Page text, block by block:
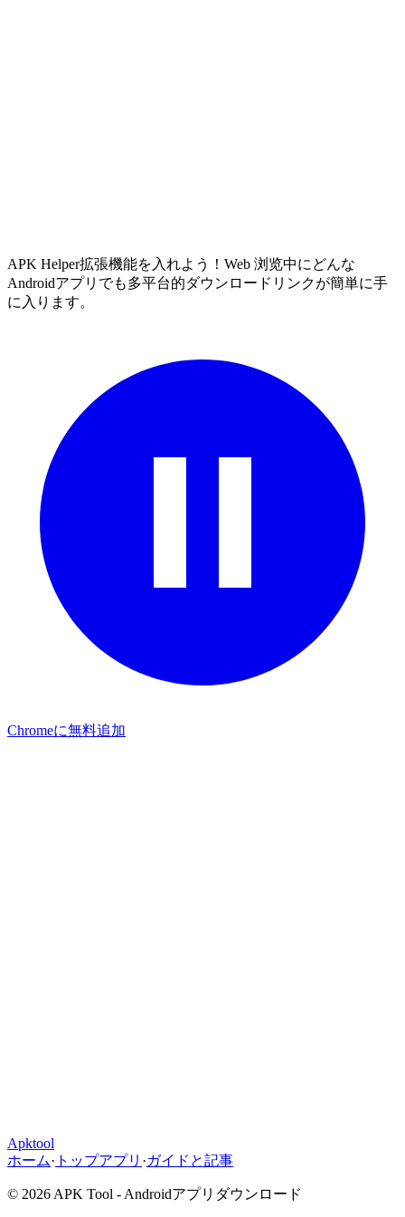
APK Helper拡張機能を入れよう！Web 浏览中にどんな
Androidアプリでも多平台的ダウンロードリンクが簡単に手
に入ります。
Chromeに無料追加
Apktool
ホーム· トップアプリ ·ガイドと記事
© 2026 APK Tool - Androidアプリダウンロード